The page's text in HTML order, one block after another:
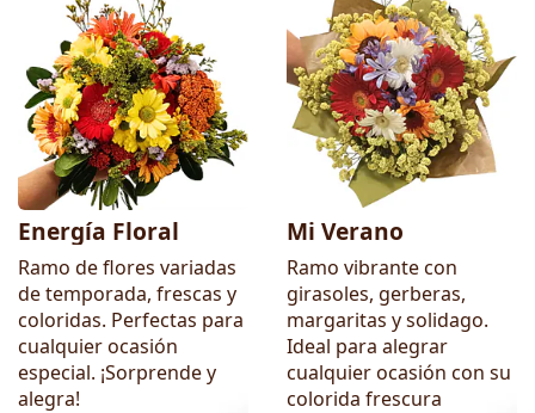
Energía Floral
Ramo de flores variadas
de temporada, frescas y
coloridas. Perfectas para
cualquier ocasión
especial. ¡Sorprende y
alegra!
Mi Verano
Ramo vibrante con
girasoles, gerberas,
margaritas y solidago.
Ideal para alegrar
cualquier ocasión con su
colorida frescura